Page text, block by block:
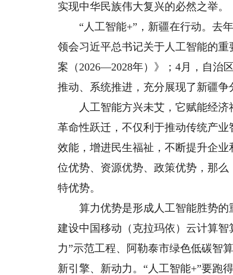
实现中华民族伟大复兴的必然之举。
“人工智能+”，新疆在行动。去年
领会习近平总书记关于人工智能的
案（2026—2028年）》；4月，自治
推动、系统推进，充分展现了新疆争
人工智能方兴未艾，它赋能经济
革命性跃迁，不仅利于推动传统产
效能，增进民生福祉，不断提升企
位优势、资源优势、政策优势，那么
特优势。
算力优势是形成人工智能胜势的
建设中国移动（克拉玛依）云计算
力”示范工程、阿勒泰市绿色低碳
新引擎、新动力。“人工智能+”要跑